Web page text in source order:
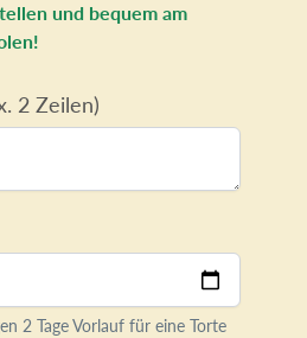
und bequem am
2 Zeilen)
2 Tage Vorlauf für eine Torte